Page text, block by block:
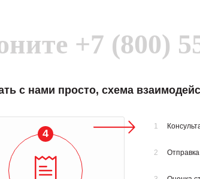
+7 (800)
с нами просто, схема
4
1
2